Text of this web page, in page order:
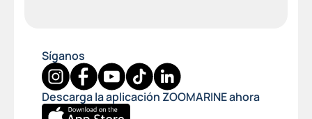
Síganos
Descarga la aplicación ZOOMARINE ahora